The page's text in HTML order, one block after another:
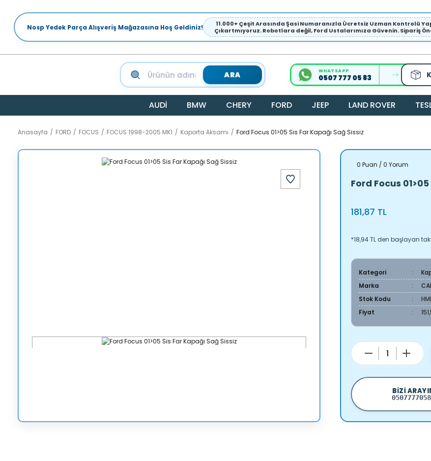
Nosp Yedek Parça Alışveriş Mağazasına Hoş Geldiniz!
11.000+ Çeşit Arasında Şasi Numaranızla Ücretsiz Uzman Kontrolü
Çıkartmıyoruz. Robotlara değil, Ford Ustalarımıza Güvenin. Sipariş
ARA WHATSAPP
0507 777 05 83
AUDİ BMW CHERY FORD JEEP LAND ROVER
Anasayfa FORD FOCUS FOCUS 1998-2005 MK1 Kaporta Aksamı Ford Focus 01>05 Sis Far Kapağı Sağ Sissiz
0 Puan / 0 Yorum
Ford Focus
181,87 TL
*18,94 TL den başlayan
Kategori
Marka
Stok Kodu
Fiyat
BIZI